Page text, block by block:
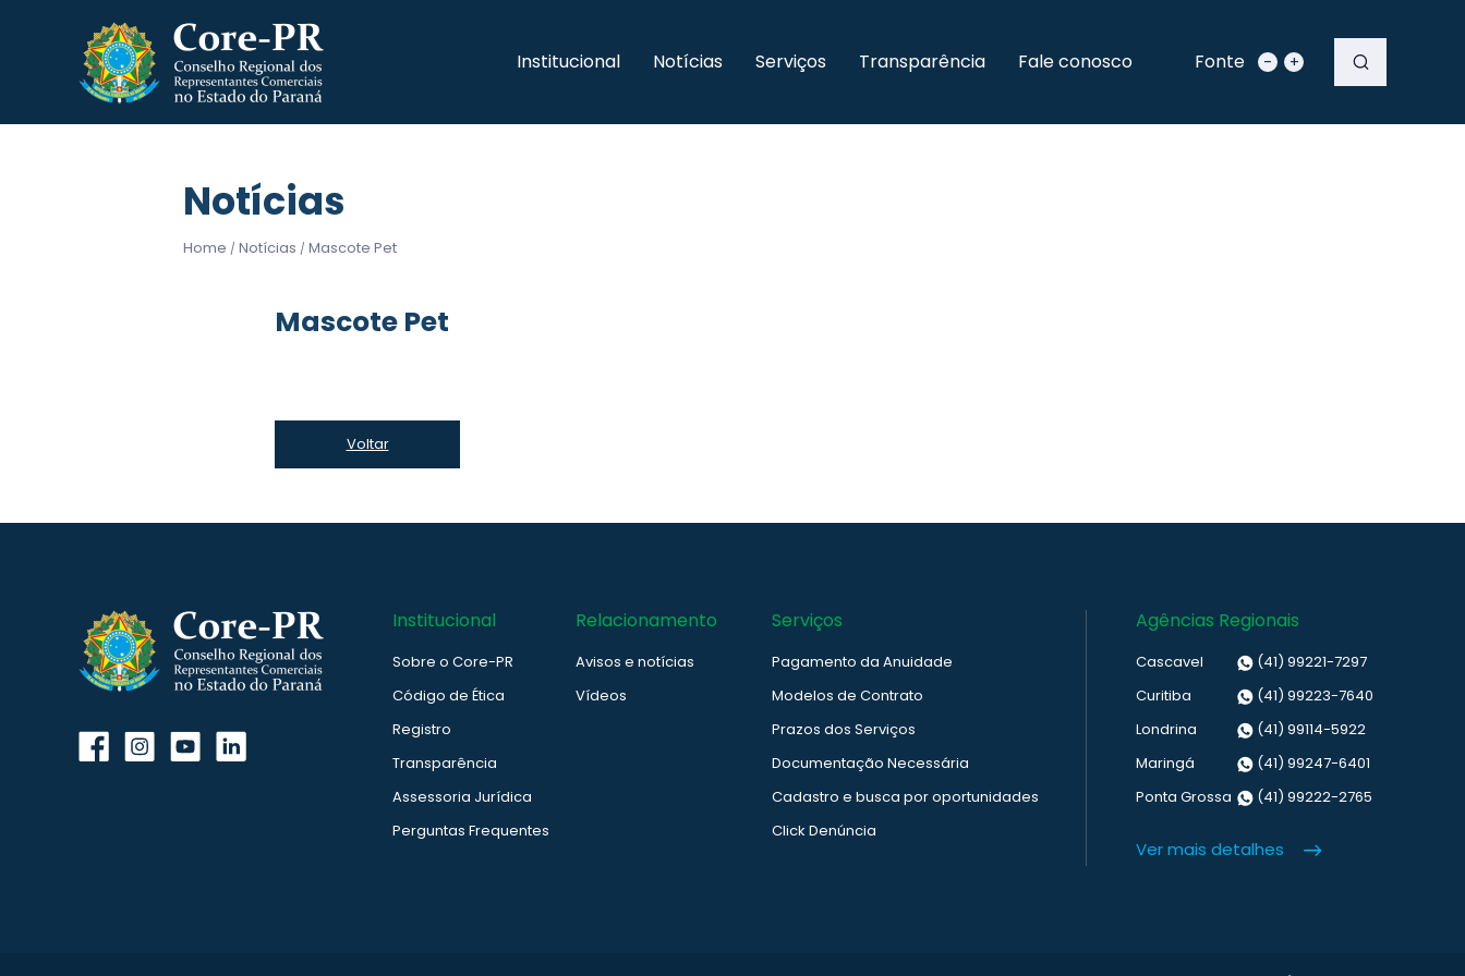
Institucional Notícias Serviços Transparência Fale conosco Fonte - +
Notícias
Home / Notícias / Mascote Pet
Mascote Pet
Voltar
Institucional
Sobre o Core-PR
Código de Ética
Registro
Transparência
Assessoria Jurídica
Perguntas Frequentes
Relacionamento
Avisos e notícias
Vídeos
Serviços
Pagamento da Anuidade
Modelos de Contrato
Prazos dos Serviços
Documentação Necessária
Cadastro e busca por oportunidades
Click Denúncia
Agências Regionais
Cascavel
(41) 99221-7297
Curitiba
(41) 99223-7640
Londrina
(41) 99114-5922
Maringá
(41) 99247-6401
Ponta Grossa
(41) 99222-2765
Ver mais detalhes